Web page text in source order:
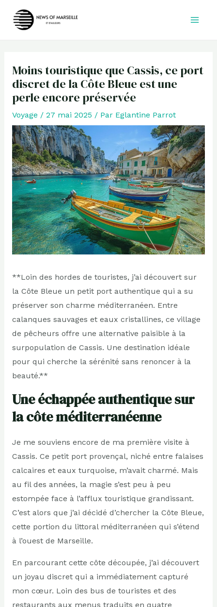
Moins touristique que Cassis, ce port
discret de la Côte Bleue est une
perle encore préservée
Voyage / 27 mai 2025 / Par Eglantine Parrot
**Loin des hordes de touristes, j’ai découvert sur
la Côte Bleue un petit port authentique qui a su
préserver son charme méditerranéen. Entre
calanques sauvages et eaux cristallines, ce village
de pêcheurs offre une alternative paisible à la
surpopulation de Cassis. Une destination idéale
pour qui cherche la sérénité sans renoncer à la
beauté.**
Une échappée authentique sur
la côte méditerranéenne
Je me souviens encore de ma première visite à
Cassis. Ce petit port provençal, niché entre falaises
calcaires et eaux turquoise, m’avait charmé. Mais
au fil des années, la magie s’est peu à peu
estompée face à l’afflux touristique grandissant.
C’est alors que j’ai décidé d’chercher la Côte Bleue,
cette portion du littoral méditerranéen qui s’étend
à l’ouest de Marseille.
En parcourant cette côte découpée, j’ai découvert
un joyau discret qui a immédiatement capturé
mon cœur. Loin des bus de touristes et des
restaurants aux menus traduits en quatre